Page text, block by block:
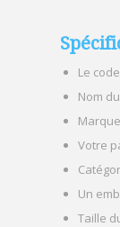
Le
Nom
Votre
Un
Taille